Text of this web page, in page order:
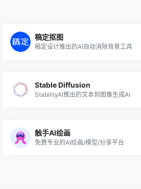
稿定抠图
稿定设计推出的AI自动消除背景工具
Stable Diffusion
StabilityAI推出的文本到图像生成AI
触手AI绘画
免费专业的AI绘画/模型/分享平台